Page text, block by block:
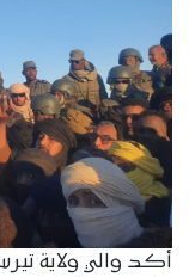
أكد والي ولاية